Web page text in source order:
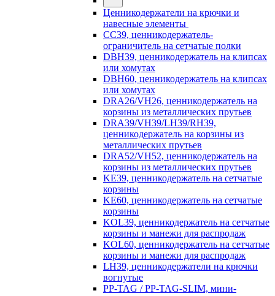
Ценникодержатели на крючки и
навесные элементы
CC39, ценникодержатель-
ограничитель на сетчатые полки
DBH39, ценникодержатель на клипсах
или хомутах
DBH60, ценникодержатель на клипсах
или хомутах
DRA26/VH26, ценникодержатель на
корзины из металлических прутьев
DRA39/VH39/LH39/RH39,
ценникодержатель на корзины из
металлических прутьев
DRA52/VH52, ценникодержатель на
корзины из металлических прутьев
KE39, ценникодержатель на сетчатые
корзины
KE60, ценникодержатель на сетчатые
корзины
KOL39, ценникодержатель на сетчатые
корзины и манежи для распродаж
KOL60, ценникодержатель на сетчатые
корзины и манежи для распродаж
LH39, ценникодержатели на крючки
вогнутые
PP-TAG / PP-TAG-SLIM, мини-